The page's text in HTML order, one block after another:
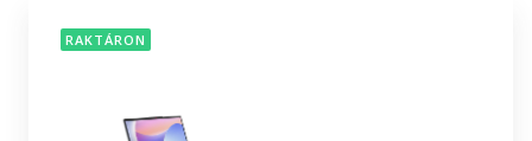
RAKTÁRON